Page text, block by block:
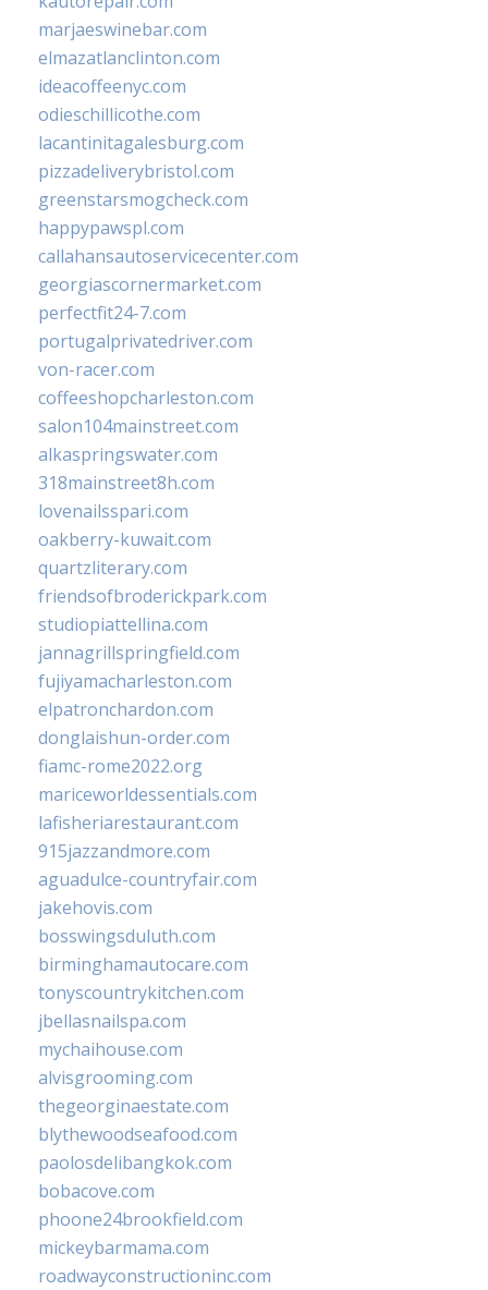
marjaeswinebar.com
elmazatlanclinton.com
ideacoffeenyc.com
odieschillicothe.com
lacantinitagalesburg.com
pizzadeliverybristol.com
greenstarsmogcheck.com
happypawspl.com
callahansautoservicecenter.com
georgiascornermarket.com
perfectfit24-7.com
portugalprivatedriver.com
von-racer.com
coffeeshopcharleston.com
salon104mainstreet.com
alkaspringswater.com
318mainstreet8h.com
lovenailsspari.com
oakberry-kuwait.com
quartzliterary.com
friendsofbroderickpark.com
studiopiattellina.com
jannagrillspringfield.com
fujiyamacharleston.com
elpatronchardon.com
donglaishun-order.com
fiamc-rome2022.org
mariceworldessentials.com
lafisheriarestaurant.com
915jazzandmore.com
aguadulce-countryfair.com
jakehovis.com
bosswingsduluth.com
birminghamautocare.com
tonyscountrykitchen.com
jbellasnailspa.com
mychaihouse.com
alvisgrooming.com
thegeorginaestate.com
blythewoodseafood.com
paolosdelibangkok.com
bobacove.com
phoone24brookfield.com
mickeybarmama.com
roadwayconstructioninc.com